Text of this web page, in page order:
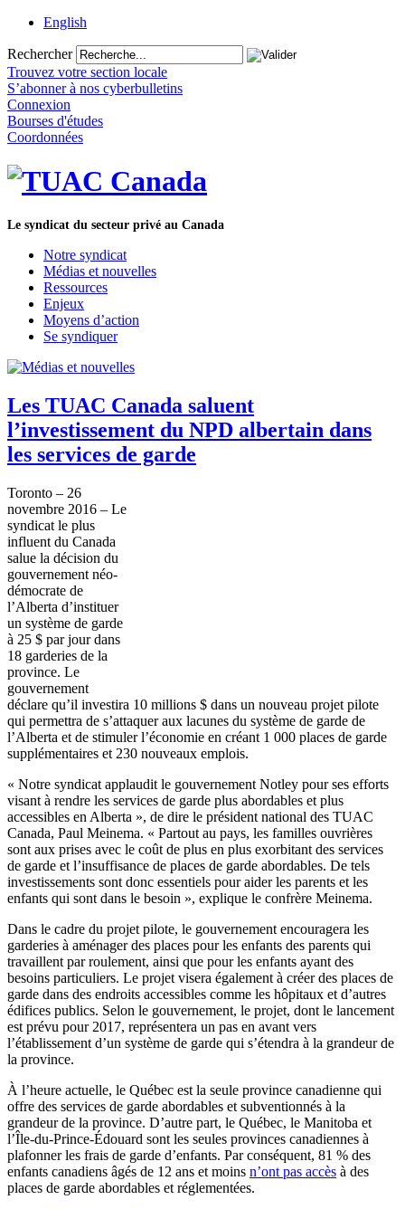
English
Rechercher
Trouvez votre section locale
S’abonner à nos cyberbulletins
Connexion
Bourses d'études
Coordonnées
Le syndicat du secteur privé au Canada
Notre syndicat
Médias et nouvelles
Ressources
Enjeux
Moyens d’action
Se syndiquer
Les TUAC Canada saluent
l’investissement du NPD albertain dans
les services de garde
Toronto – 26
novembre 2016 – Le
syndicat le plus
influent du Canada
salue la décision du
gouvernement néo-
démocrate de
l’Alberta d’instituer
un système de garde
à 25 $ par jour dans
18 garderies de la
province. Le
gouvernement
déclare qu’il investira 10 millions $ dans un nouveau projet pilote
qui permettra de s’attaquer aux lacunes du système de garde de
l’Alberta et de stimuler l’économie en créant 1 000 places de garde
supplémentaires et 230 nouveaux emplois.
« Notre syndicat applaudit le gouvernement Notley pour ses efforts
visant à rendre les services de garde plus abordables et plus
accessibles en Alberta », de dire le président national des TUAC
Canada, Paul Meinema. « Partout au pays, les familles ouvrières
sont aux prises avec le coût de plus en plus exorbitant des services
de garde et l’insuffisance de places de garde abordables. De tels
investissements sont donc essentiels pour aider les parents et les
enfants qui sont dans le besoin », explique le confrère Meinema.
Dans le cadre du projet pilote, le gouvernement encouragera les
garderies à aménager des places pour les enfants des parents qui
travaillent par roulement, ainsi que pour les enfants ayant des
besoins particuliers. Le projet visera également à créer des places de
garde dans des endroits accessibles comme les hôpitaux et d’autres
édifices publics. Selon le gouvernement, le projet, dont le lancement
est prévu pour 2017, représentera un pas en avant vers
l’établissement d’un système de garde qui s’étendra à la grandeur de
la province.
À l’heure actuelle, le Québec est la seule province canadienne qui
offre des services de garde abordables et subventionnés à la
grandeur de la province. D’autre part, le Québec, le Manitoba et
l’Île-du-Prince-Édouard sont les seules provinces canadiennes à
plafonner les frais de garde d’enfants. Par conséquent, 81 % des
enfants canadiens âgés de 12 ans et moins n’ont pas accès à des
places de garde abordables et réglementées.